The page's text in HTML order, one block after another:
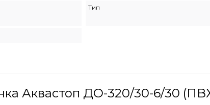
Тип
Аквастоп ДО-320/30-6/30